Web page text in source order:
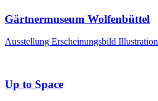
Gärtnermuseum Wolfenbüttel
Ausstellung Erscheinungsbild Illustration
Up to Space